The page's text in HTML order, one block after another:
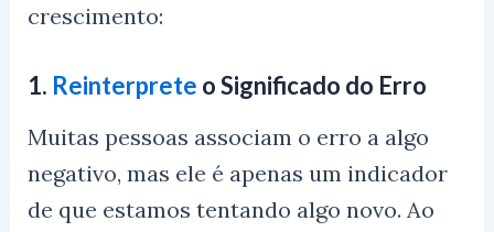
crescimento:
1. Reinterprete o Significado do Erro
Muitas pessoas associam o erro a algo
negativo, mas ele é apenas um indicador
de que estamos tentando algo novo. Ao